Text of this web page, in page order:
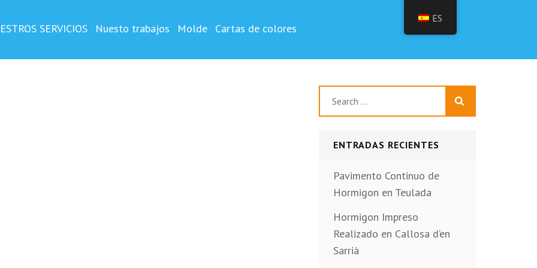
y impreso ,vertical
SERVICIOS Nuesto trabajos Molde Cartas de colores
ENTRADAS RECIENTES
Pavimento Continuo de
Hormigon en Teulada
Hormigon Impreso
Realizado en Callosa d’en
Sarrià
ES